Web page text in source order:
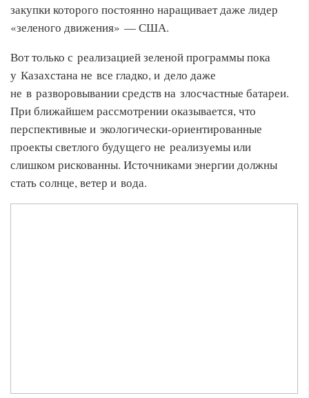
закупки которого постоянно наращивает даже лидер
«зеленого движения» — США.
Вот только с реализацией зеленой программы пока
у Казахстана не все гладко, и дело даже
не в разворовывании средств на злосчастные батареи.
При ближайшем рассмотрении оказывается, что
перспективные и экологически-ориентированные
проекты светлого будущего не реализуемы или
слишком рискованны. Источниками энергии должны
стать солнце, ветер и вода.